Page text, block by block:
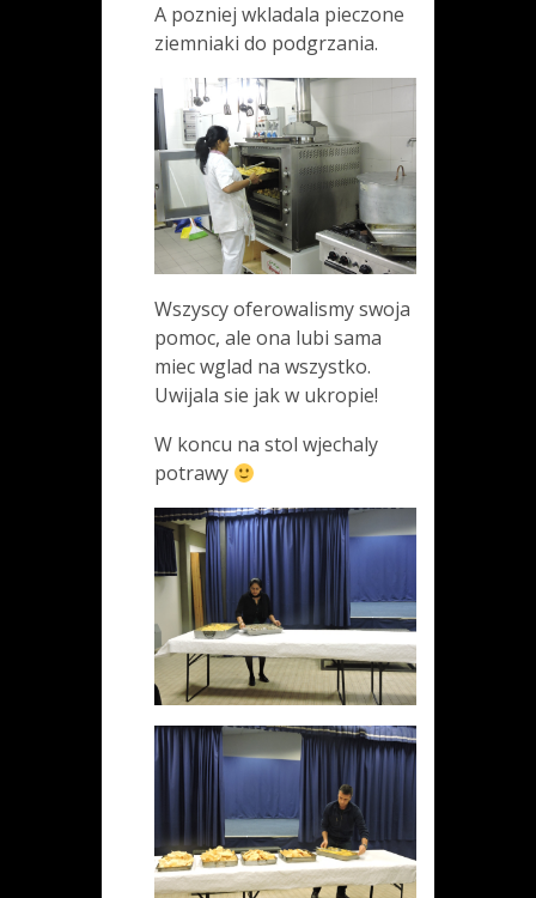
A pozniej wkladala pieczone
ziemniaki do podgrzania.
Wszyscy oferowalismy swoja
pomoc, ale ona lubi sama
miec wglad na wszystko.
Uwijala sie jak w ukropie!
W koncu na stol wjechaly
potrawy